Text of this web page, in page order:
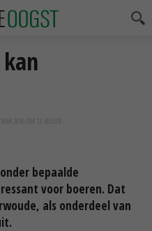
MAA 2016 OM 12:40
bepaalde
voor boeren. Dat
als onderdeel van